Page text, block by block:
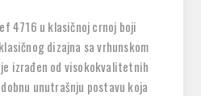
4716 u klasičnoj crnoj boji
dizajna sa vrhunskom
je izrađen od visokokvalitetnih
unutrašnju postavu koja